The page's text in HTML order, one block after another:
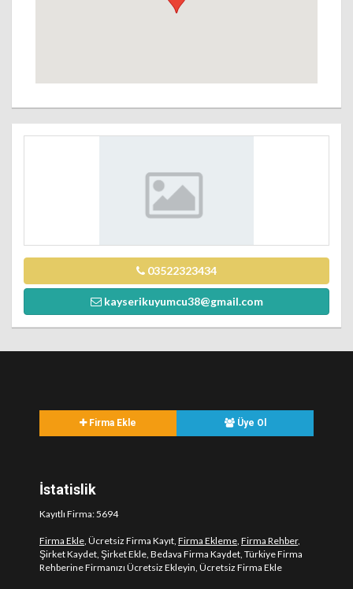
03522323434
kayserikuyumcu38@gmail.com
Üye Ol
Firma Ekle
İstatislik
Kayıtlı Firma: 5694
Firma Ekle, Ücretsiz Firma Kayıt, Firma Ekleme, Firma Rehber,
Şirket Kaydet, Şirket Ekle, Bedava Firma Kaydet, Türkiye Firma
Rehberine Firmanızı Ücretsiz Ekleyin, Ücretsiz Firma Ekle